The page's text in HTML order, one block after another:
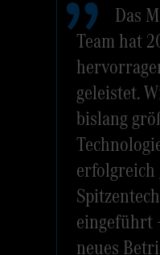
Das
Team hat
geleistet.
bislang
eingeführt
neues